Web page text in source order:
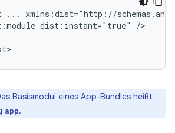
...
dist:instant="true"
Basismodul eines App-Bundles heißt
app.